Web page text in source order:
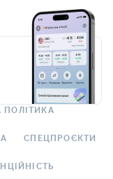
ПОЛІТИКА
СПЕЦПРОЄКТИ